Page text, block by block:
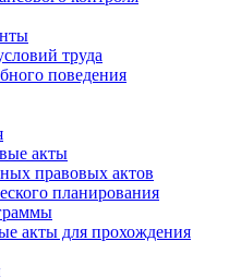
труда
поведения
акты
правовых актов
планирования
акты для прохождения